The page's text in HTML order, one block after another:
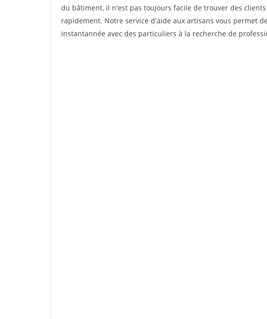
du bâtiment, il n'est pas toujours facile de trouver des
rapidement. Notre service d'aide aux artisans vous permet
instantannée avec des particuliers à la recherche de